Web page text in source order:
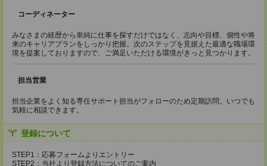
コーディネーター
みなさまの経歴から単純に仕事を探すだけではなく、志向や目標、個性や将
来のキャリアプランをしっかり把握。次のステップを見据えた最適な職場環
境を提案しておりますので、ご満足いただける環境がきっと見つかります。
担当営業
担当企業をよく知る専任サポート担当がフォローのため定期訪問。いつでも
気軽に相談できます。
登録について
STEP1：応募フォームよりエントリー
STEP2：当社より登録方法についてのご案内